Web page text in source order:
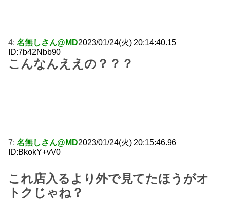
4: 名無しさん@MD2023/01/24(火) 20:14:40.15
ID:7b42Nbb90
こんなんええの？？？
7: 名無しさん@MD2023/01/24(火) 20:15:46.96
ID:BkokY+vV0
これ店入るより外で見てたほうがオ
トクじゃね？